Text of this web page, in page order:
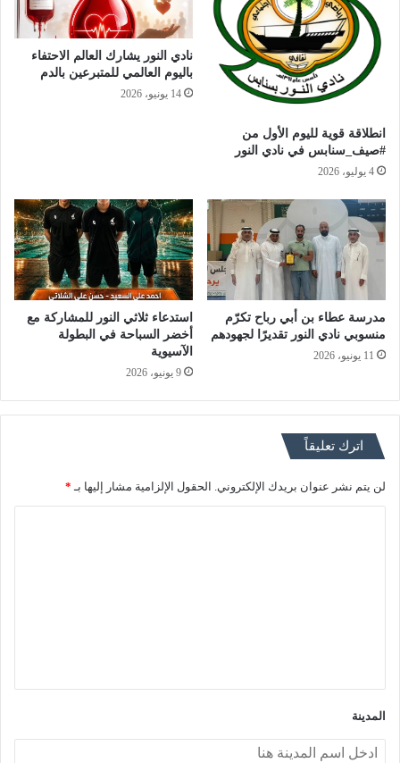
انطلاقة قوية لليوم الأول من
#صيف_سنابس في نادي النور
4 يوليو، 2026
نادي النور يشارك العالم الاحتفاء
باليوم العالمي للمتبرعين بالدم
14 يونيو، 2026
مدرسة عطاء بن أبي رباح تكرّم
منسوبي نادي النور تقديرًا لجهودهم
11 يونيو، 2026
استدعاء ثلاثي النور للمشاركة مع
أخضر السباحة في البطولة
الآسيوية
9 يونيو، 2026
اترك تعليقاً
لن يتم نشر عنوان بريدك الإلكتروني. الحقول الإلزامية مشار إليها بـ *
المدينة